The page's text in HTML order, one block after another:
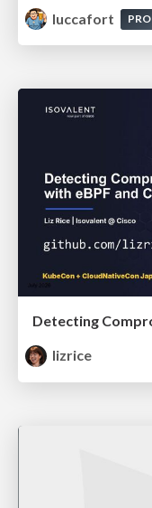
luccafort
PRO
lizrice